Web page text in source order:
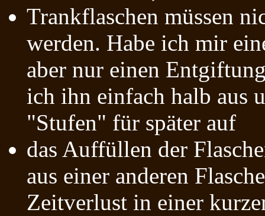
Trankflaschen müssen
werden. Habe ich mir
aber nur einen
ich ihn einfach halb aus
"Stufen" für später auf
das Auffüllen der
aus einer anderen
Zeitverlust in einer